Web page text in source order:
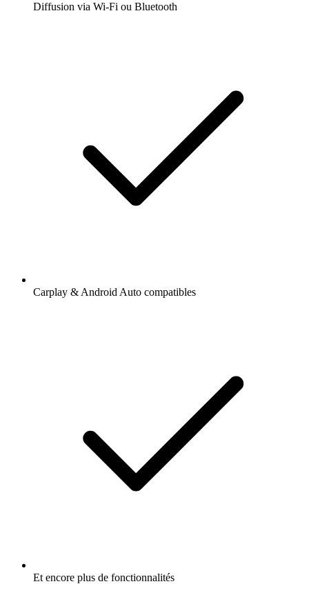
Diffusion via Wi-Fi ou Bluetooth
Carplay & Android Auto compatibles
Et encore plus de fonctionnalités